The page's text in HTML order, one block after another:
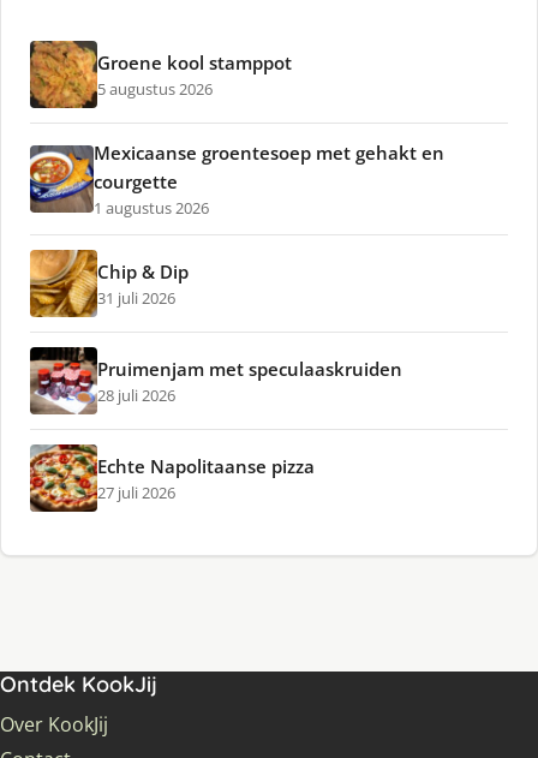
Groene kool stamppot
5 augustus 2026
Mexicaanse groentesoep met gehakt en
courgette
1 augustus 2026
Chip & Dip
31 juli 2026
Pruimenjam met speculaaskruiden
28 juli 2026
Echte Napolitaanse pizza
27 juli 2026
Ontdek KookJij
Over KookJij